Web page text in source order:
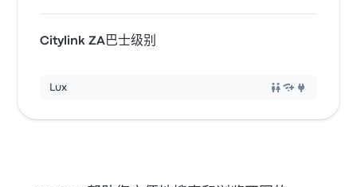
Citylink ZA巴士级别
Lux